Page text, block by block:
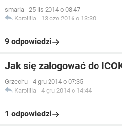
smaria - 25 lis 2014 o 08:47
Karolllla - 13 cze 2016 o 13:30
9 odpowiedzi
Jak się zalogować do
Grzechu - 4 gru 2014 o 07:35
Karolllla - 4 gru 2014 o 14:44
1 odpowiedzi